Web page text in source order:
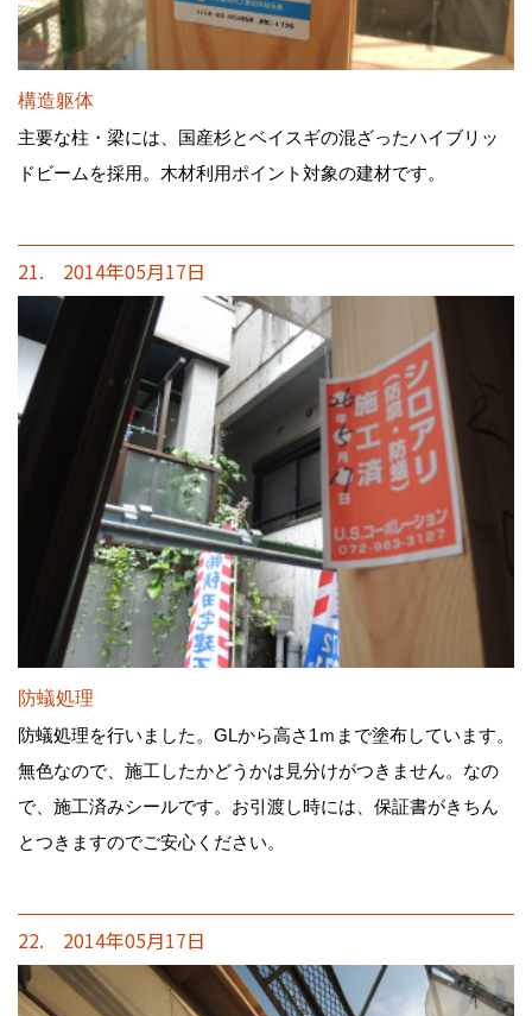
構造躯体
主要な柱・梁には、国産杉とベイスギの混ざったハイブリッ
ドビームを採用。木材利用ポイント対象の建材です。
21. 2014年05月17日
防蟻処理
防蟻処理を行いました。GLから高さ1ｍまで塗布しています。
無色なので、施工したかどうかは見分けがつきません。なの
で、施工済みシールです。お引渡し時には、保証書がきちん
とつきますのでご安心ください。
22. 2014年05月17日